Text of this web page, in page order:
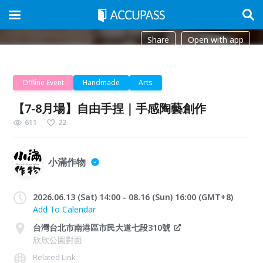
Share Open with app
Offline Event Handmade Arts
【7-8月場】自由手捏｜手感陶藝創作
611 22
小滿作物
2026.06.13 (Sat) 14:00 - 08.16 (Sun) 16:00 (GMT+8)
Add To Calendar
台灣台北市南港區市民大道七段310號
欣欣公園對面
Related Link